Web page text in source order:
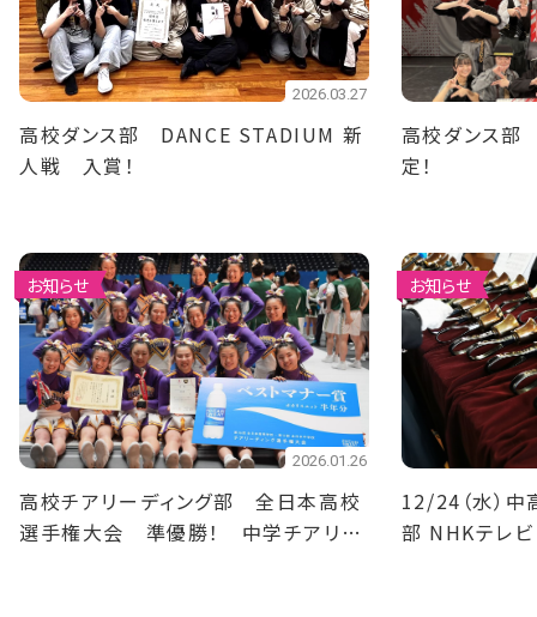
2026.03.27
高校ダンス部 DANCE STADIUM 新
人戦 入賞！
高校ダンス
定！
お知らせ
2026.01.26
高校チアリーディング部 全日本高校
選手権大会 準優勝！ 中学チアリー
お知らせ
12/24（水）中
部 NHKテレビ